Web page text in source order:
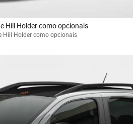
Hill Holder como opcionais
Hill Holder como opcionais